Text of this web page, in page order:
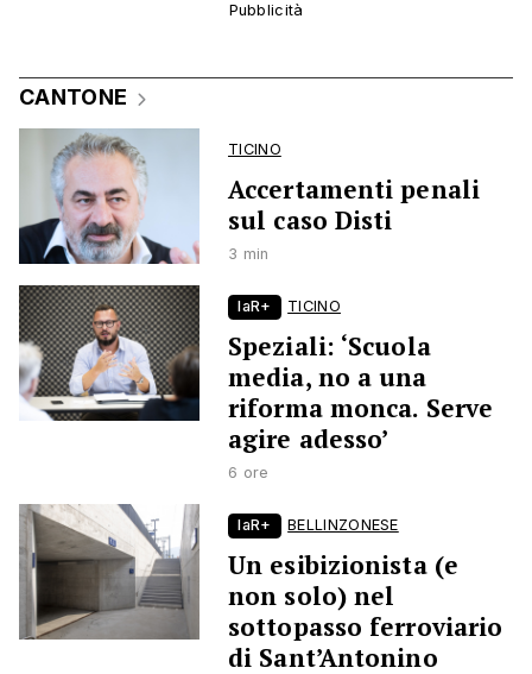
CANTONE
TICINO
Accertamenti penali
sul caso Disti
3 min
laR+ TICINO
Speziali: ‘Scuola
media, no a una
riforma monca. Serve
agire adesso’
6 ore
laR+ BELLINZONESE
Un esibizionista (e
non solo) nel
sottopasso ferroviario
di Sant’Antonino